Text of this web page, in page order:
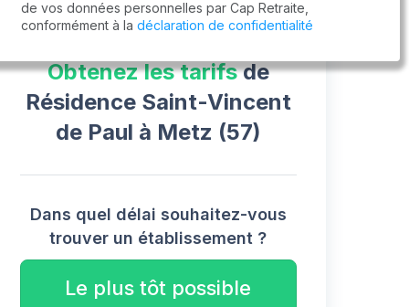
Obtenez les tarifsde
Résidence Saint-Vincent
de Paul à Metz (57)
Dans quel délai souhaitez-vous
trouver un établissement ?
Le plus tôt possible
de vos données personnelles par Cap Retraite,
conformément à la déclaration de confidentialité